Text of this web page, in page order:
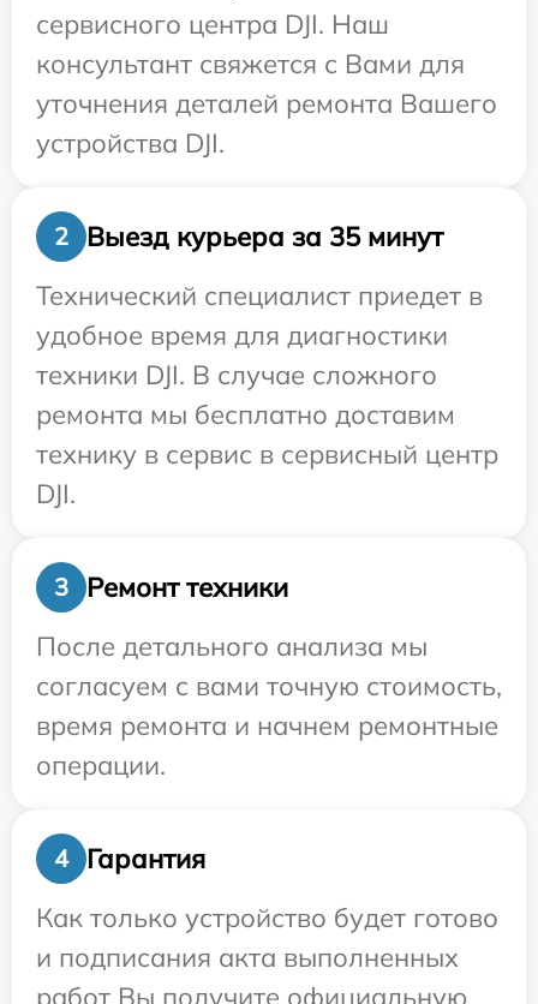
сервисного центра DJI. Наш
консультант свяжется с Вами для
уточнения деталей ремонта Вашего
устройства DJI.
2
Выезд курьера за 35 минут
Технический специалист приедет в
удобное время для диагностики
техники DJI. В случае сложного
ремонта мы бесплатно доставим
технику в сервис в сервисный центр
DJI.
3
Ремонт техники
После детального анализа мы
согласуем с вами точную стоимость,
время ремонта и начнем ремонтные
операции.
4
Гарантия
Как только устройство будет готово
и подписания акта выполненных
работ Вы получите официальную